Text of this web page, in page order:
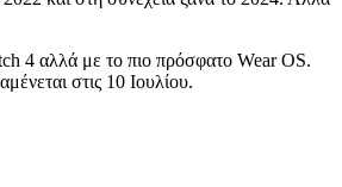
4 αλλά με το πιο πρόσφατο Wear OS.
στις 10 Ιουλίου.